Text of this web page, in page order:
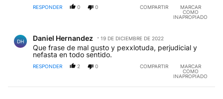
RESPONDER 0 0 COMPARTIR
MARCAR
COMO
INAPROPIADO
DH Daniel Hernandez 19 DE DICIEMBRE DE 2022
Que frase de mal gusto y pexxlotuda, perjudicial y
nefasta en todo sentido.
RESPONDER 2 0 COMPARTIR
MARCAR
COMO
INAPROPIADO